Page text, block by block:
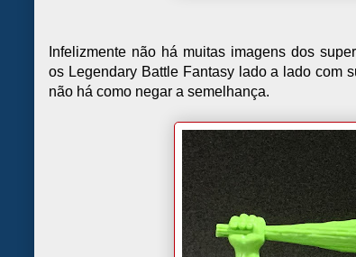
Infelizmente não há muitas imagens dos
os Legendary Battle Fantasy lado a lado com
não há como negar a semelhança.